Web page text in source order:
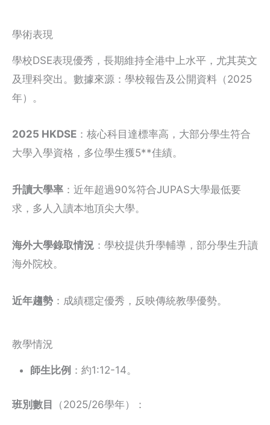
學術表現
學校DSE表現優秀，長期維持全港中上水平，尤其英文
及理科突出。數據來源：學校報告及公開資料（2025
年）。
2025 HKDSE ：核心科目達標率高，大部分學生符合
大學入學資格，多位學生獲5**佳績。
升讀大學率 ：近年超過90%符合JUPAS大學最低要
求，多人入讀本地頂尖大學。
海外大學錄取情況 ：學校提供升學輔導，部分學生升讀
海外院校。
近年趨勢 ：成績穩定優秀，反映傳統教學優勢。
教學情況
師生比例 ：約1:12-14。
班別數目 （2025/26學年）：